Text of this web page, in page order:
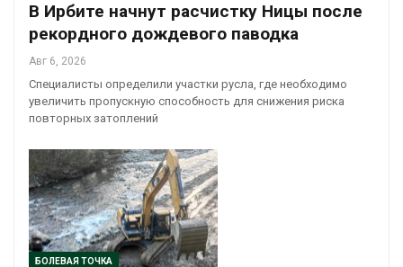
В Ирбите начнут расчистку Ницы после
рекордного дождевого паводка
Авг 6, 2026
Специалисты определили участки русла, где необходимо
увеличить пропускную способность для снижения риска
повторных затоплений
БОЛЕВАЯ ТОЧКА